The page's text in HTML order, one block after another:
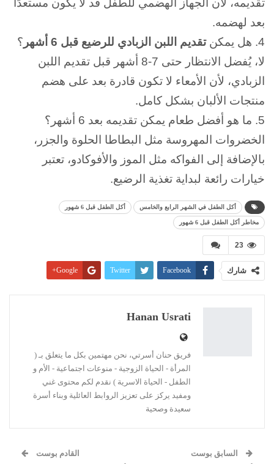
تقديمه، لأن الجهاز الهضمي للطفل قد لا يكون مستعدًا
بعد لهضمه.
4. هل يمكنتقديم اللبن الزبادي للرضيع قبل 6 أشهر
؟
لا، يُفضل الانتظار حتى 7-8 أشهر قبل تقديم اللبن
الزبادي، لأن الأمعاء لا تكون قادرة بعد على هضم
منتجات الألبان بشكل كامل.
5. ما هو أفضل طعام يمكن تقديمه بعد 6 أشهر؟
الخضروات المهروسة مثل البطاطا الحلوة والجزر،
بالإضافة إلى الفواكه مثل الموز والأفوكادو، تعتبر
خيارات رائعة لبداية تغذية الرضيع.
أكل الطفل في الشهر الرابع والخامس أكل الطفل قبل 6 شهور
مخاطر أكل الطفل قبل 6 شهور
23
شارك Facebook
Twitter
Google+
Linkedin
Hanan Usrati
فريق حنان أسرتي، نحن مهتمين بكل ما يتعلق بـ (
المرأة - الحياة الزوجية - منوعات اجتماعية - الأم و
الطفل - الحياة الاسرية ) نقدم لكم محتوى غني
ومفيد يركز على تعزيز الروابط العائلية وبناء أسرة
سعيدة وصحية
السابق بوست القادم بوست